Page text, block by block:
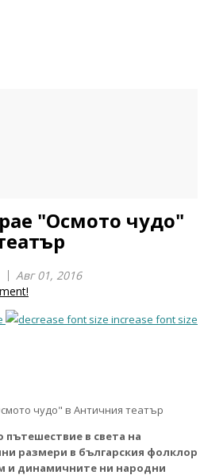
"Осмото чудо"
Авг 01, 2016
increase font size
в света на
размери в българския фолклор
и динамичните ни народни